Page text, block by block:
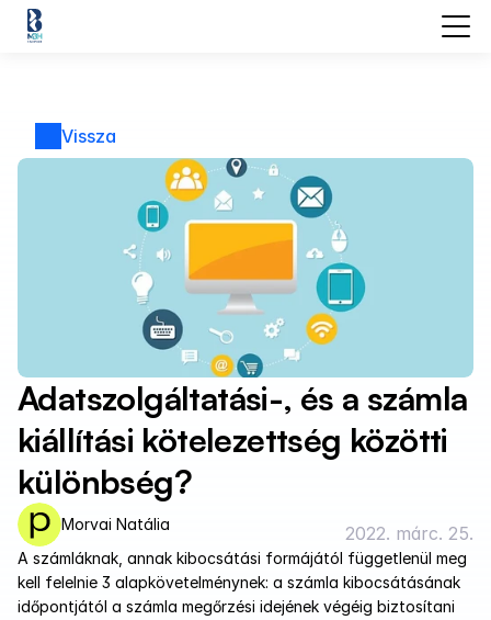
Vissza
Adatszolgáltatási-, és a számla
kiállítási kötelezettség közötti
különbség?
Morvai Natália 2022. márc. 25.
A számláknak, annak kibocsátási formájától függetlenül meg
kell felelnie 3 alapkövetelménynek: a számla kibocsátásának
időpontjától a számla megőrzési idejének végéig biztosítani